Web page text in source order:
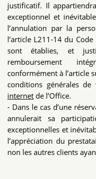
justificatif. Il
exceptionnel et
l’annulation par la
l’article L211-14 du
sont établies, et
remboursement
conformément à l’article
conditions générales de
internetde l’Office.
- Dans le cas d’une
annulerait sa
exceptionnelles et
l’appréciation du
non les autres clients